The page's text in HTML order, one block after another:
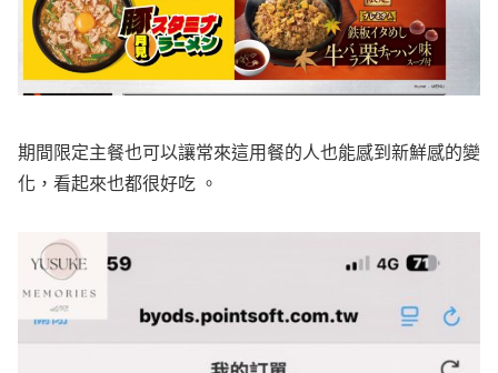
期間限定主餐也可以讓常來這用餐的人也能感到新鮮感的變
化，看起來也都很好吃 。